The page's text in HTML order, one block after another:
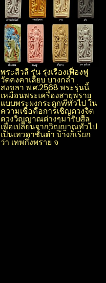
พระสีวลี รุ่น รุ่งเรือง​เฟื่องฟู​
วัด​คงคา​เลียบ​ บางกล่ำ​
สงขลา​ พ.ศ.2568 พระรุ่นนี้
เหมือนพระเครื่องสายพราย
แบบพระผง​กระดูกwีทั่วไป ใน
ความเชื่อคือการเชิญดวงจิต
ดวงวิญญาณ​ต่างๆมารับศีล
เพื่อเปลี่ยนจากวิญญาณ​ทั่วไป
เป็นเทวดาชั้นต่ำ บ้างก็เรียก
ว่า เทพกึ่งพราย จ